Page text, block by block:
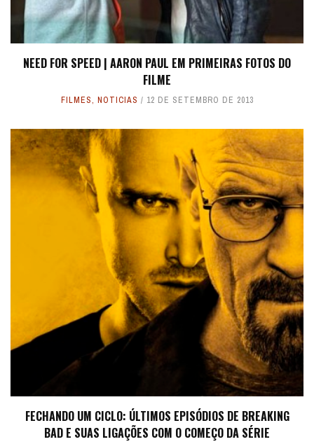
NEED FOR SPEED | AARON PAUL EM PRIMEIRAS FOTOS DO
FILME
FILMES, NOTICIAS 12 DE SETEMBRO DE 2013
FECHANDO UM CICLO: ÚLTIMOS EPISÓDIOS DE BREAKING
BAD E SUAS LIGAÇÕES COM O COMEÇO DA SÉRIE